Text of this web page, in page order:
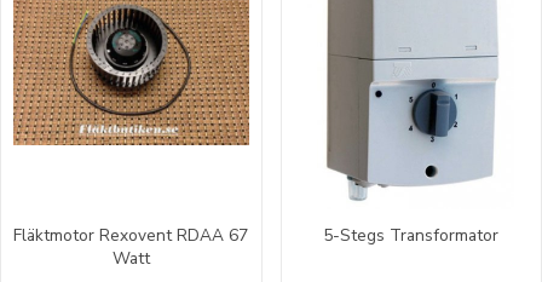
Fläktmotor Rexovent RDAA 67
Watt
5-Stegs Transformator